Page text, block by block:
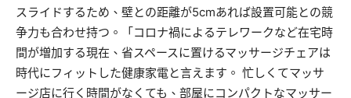
スライドするため、壁との距離が5cmあれば設置可能との競
争力も合わせ持つ。「コロナ禍によるテレワークなど在宅時
間が増加する現在、省スペースに置けるマッサージチェアは
時代にフィットした健康家電と言えます。 忙しくてマッサ
ージ店に行く時間がなくても、部屋にコンパクトなマッサー